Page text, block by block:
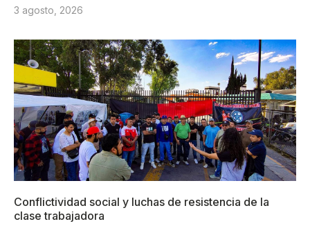
3 agosto, 2026
Conflictividad social y luchas de resistencia de la
clase trabajadora